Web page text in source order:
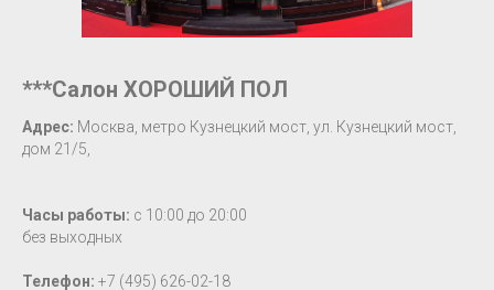
***Салон ХОРОШИЙ ПОЛ
Адрес: Москва, метро Кузнецкий мост, ул. Кузнецкий мост,
дом 21/5,
Часы работы: с 10:00 до 20:00
без выходных
Телефон: +7 (495) 626-02-18